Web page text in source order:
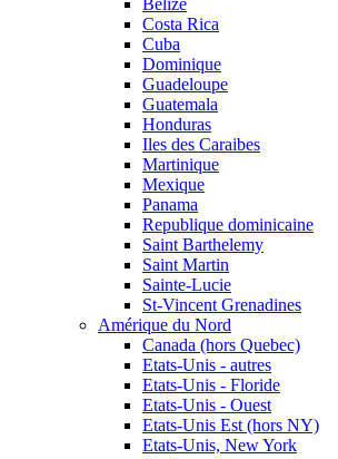
Belize
Costa Rica
Cuba
Dominique
Guadeloupe
Guatemala
Honduras
Iles des Caraibes
Martinique
Mexique
Panama
Republique dominicaine
Saint Barthelemy
Saint Martin
Sainte-Lucie
St-Vincent Grenadines
Amérique du Nord
Canada (hors Quebec)
Etats-Unis - autres
Etats-Unis - Floride
Etats-Unis - Ouest
Etats-Unis Est (hors NY)
Etats-Unis, New York